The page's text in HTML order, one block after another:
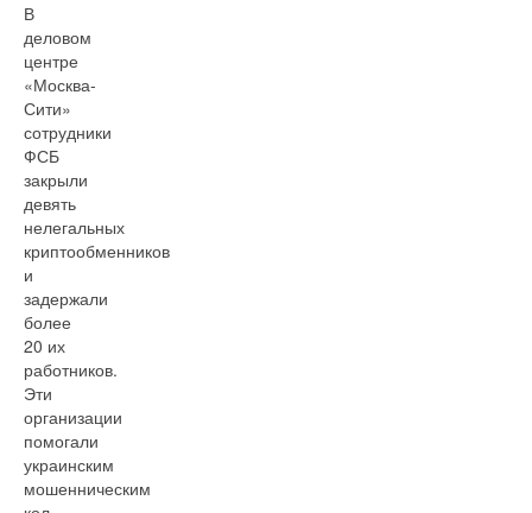
В
деловом
центре
«Москва-
Сити»
сотрудники
ФСБ
закрыли
девять
нелегальных
криптообменников
и
задержали
более
20 их
работников.
Эти
организации
помогали
украинским
мошенническим